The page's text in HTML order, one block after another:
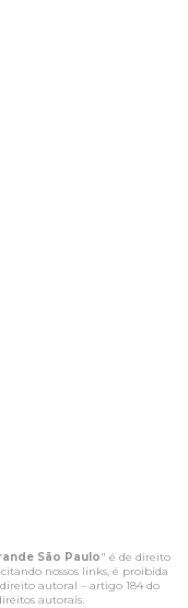
São Paulo" é de direito
nossos links, é proibida
autoral – artigo 184 do
autorais.